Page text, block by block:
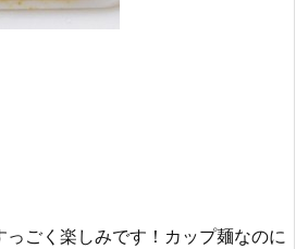
っごく楽しみです！カップ麺なのに